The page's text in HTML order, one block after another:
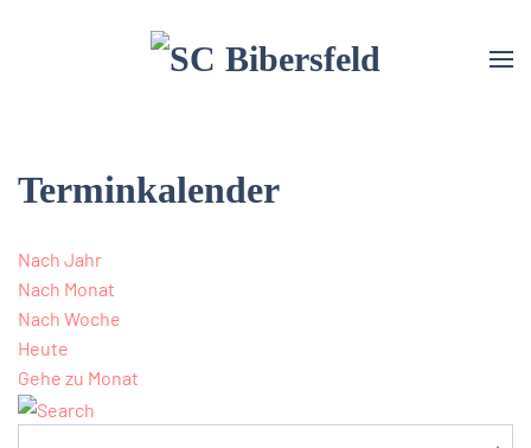
Terminkalender
Nach Jahr
Nach Monat
Nach Woche
Heute
Gehe zu Monat